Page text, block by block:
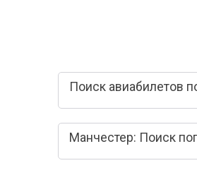
Поиск авиабилетов
Манчестер: Поиск